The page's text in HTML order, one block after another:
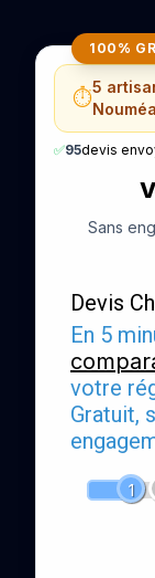
100%
⏱️5
Nouméa
✅95devis
Sans
Devis
En 5
votre
Gratuit,
1